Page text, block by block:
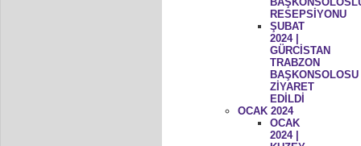
RESEPSİYONU
ŞUBAT
2024 |
GÜRCİSTAN
TRABZON
BAŞKONSOLOSU
ZİYARET
EDİLDİ
OCAK 2024
OCAK
2024 |